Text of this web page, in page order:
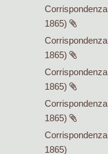
Corrispondenza
1865)
Corrispondenza
1865)
Corrispondenza
1865)
Corrispondenza
1865)
Corrispondenza
1865)